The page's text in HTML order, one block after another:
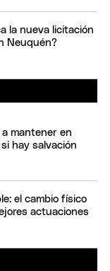
la nueva licitación
Neuquén?
mantener en
hay salvación
el cambio físico
actuaciones